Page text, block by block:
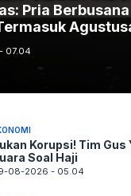
Pria
07.04
Korupsi! Tim Gus
Soal Haji
08-2026 - 05.04